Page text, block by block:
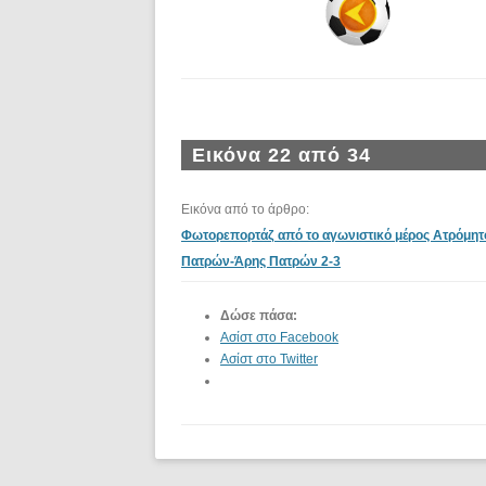
Εικόνα 22 από 34
Εικόνα από το άρθρο:
Φωτορεπορτάζ από το αγωνιστικό μέρος
Πατρών-Άρης Πατρών 2-3
Δώσε πάσα:
Ασίστ στο Facebook
Ασίστ στο Twitter